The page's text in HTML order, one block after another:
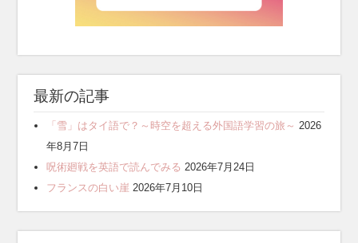
最新の記事
「雪」はタイ語で？～時空を超える外国語学習の旅～ 2026
年8月7日
呪術廻戦を英語で読んでみる 2026年7月24日
フランスの白い崖 2026年7月10日